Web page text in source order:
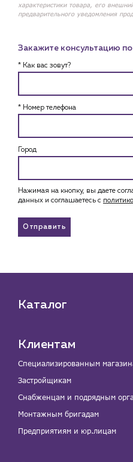
характеристики товара, его
предварительного уведомления
Закажите консультацию
* Как вас зовут?
* Номер телефона
Город
Нажимая на кнопку, вы даете
данных и соглашаетесь c
Отправить
Каталог
Клиентам
Специализированным
Застройщикам
Снабженцам и подрядным
Монтажным бригадам
Предприятиям и юр.лицам